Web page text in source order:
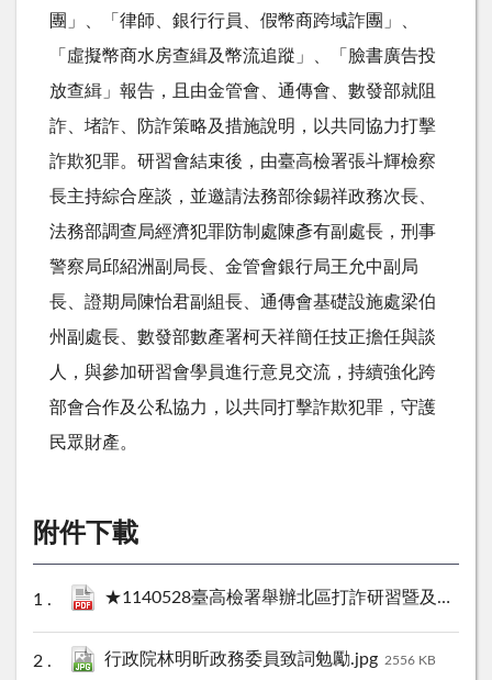
團」、「律師、銀行行員、假幣商跨域詐團」、
「虛擬幣商水房查緝及幣流追蹤」、「臉書廣告投
放查緝」報告，且由金管會、通傳會、數發部就阻
詐、堵詐、防詐策略及措施說明，以共同協力打擊
詐欺犯罪。研習會結束後，由臺高檢署張斗輝檢察
長主持綜合座談，並邀請法務部徐錫祥政務次長、
法務部調查局經濟犯罪防制處陳彥有副處長，刑事
警察局邱紹洲副局長、金管會銀行局王允中副局
長、證期局陳怡君副組長、通傳會基礎設施處梁伯
州副處長、數發部數產署柯天祥簡任技正擔任與談
人，與參加研習會學員進行意見交流，持續強化跨
部會合作及公私協力，以共同打擊詐欺犯罪，守護
民眾財產。
附件下載
★1140528臺高檢署舉辦北區打詐研習暨及有功人員頒獎典禮新聞稿.pdf
行政院林明昕政務委員致詞勉勵.jpg 2556 KB